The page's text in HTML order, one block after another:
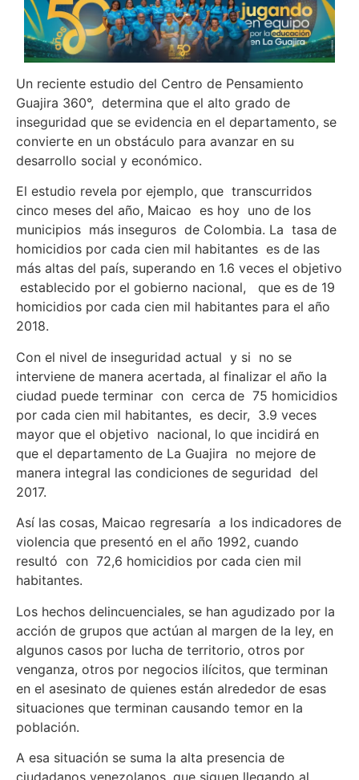
Un reciente estudio del Centro de Pensamiento
Guajira 360°, determina que el alto grado de
inseguridad que se evidencia en el departamento, se
convierte en un obstáculo para avanzar en su
desarrollo social y económico.
El estudio revela por ejemplo, que transcurridos
cinco meses del año, Maicao es hoy uno de los
municipios más inseguros de Colombia. La tasa de
homicidios por cada cien mil habitantes es de las
más altas del país, superando en 1.6 veces el objetivo
establecido por el gobierno nacional, que es de 19
homicidios por cada cien mil habitantes para el año
2018.
Con el nivel de inseguridad actual y si no se
interviene de manera acertada, al finalizar el año la
ciudad puede terminar con cerca de 75 homicidios
por cada cien mil habitantes, es decir, 3.9 veces
mayor que el objetivo nacional, lo que incidirá en
que el departamento de La Guajira no mejore de
manera integral las condiciones de seguridad del
2017.
Así las cosas, Maicao regresaría a los indicadores de
violencia que presentó en el año 1992, cuando
resultó con 72,6 homicidios por cada cien mil
habitantes.
Los hechos delincuenciales, se han agudizado por la
acción de grupos que actúan al margen de la ley, en
algunos casos por lucha de territorio, otros por
venganza, otros por negocios ilícitos, que terminan
en el asesinato de quienes están alrededor de esas
situaciones que terminan causando temor en la
población.
A esa situación se suma la alta presencia de
ciudadanos venezolanos, que siguen llegando al